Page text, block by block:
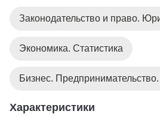
студентов профильных вузов.
Законодательство и право.
Экономика. Статистика
Бизнес.
Характеристики